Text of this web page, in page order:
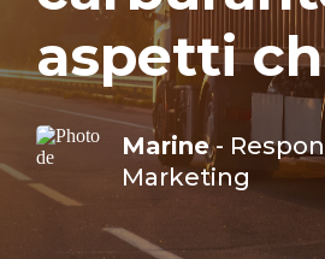
aspetti
Marine-
Marketing